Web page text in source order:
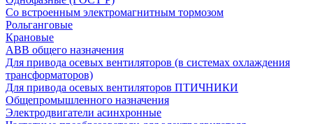
Со встроенным электромагнитным тормозом
Рольганговые
Крановые
АВВ общего назначения
Для привода осевых вентиляторов (в системах охлаждения
трансформаторов)
Для привода осевых вентиляторов ПТИЧНИКИ
Общепромышленного назначения
Электродвигатели асинхронные